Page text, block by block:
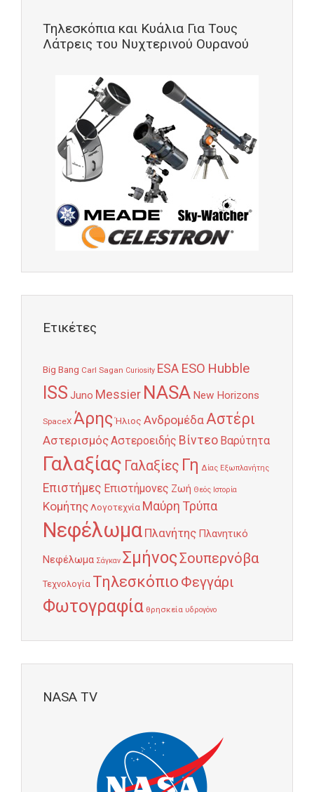
Τηλεσκόπια και Κυάλια Για Τους
Λάτρεις του Νυχτερινού Ουρανού
Ετικέτες
Big Bang Carl Sagan Curiosity ESA ESO Hubble
ISS Juno Messier NASA New Horizons
SpaceX Άρης Ήλιος ΑνδρομέδαΑστέρι
ΑστερισμόςΑστεροειδής Βίντεο Βαρύτητα
Γαλαξίας Γαλαξίες Γη Δίας Εξωπλανήτης
Επιστήμες Επιστήμονες Ζωή Θεός Ιστορία
Κομήτης Λογοτεχνία Μαύρη Τρύπα
Νεφέλωμα Πλανήτης Πλανητικό
Νεφέλωμα Σάγκαν ΣμήνοςΣουπερνόβα
Τεχνολογία Τηλεσκόπιο Φεγγάρι
Φωτογραφία θρησκεία υδρογόνο
NASA TV